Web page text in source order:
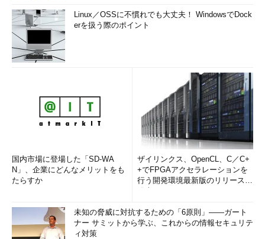
Linux／OSSに不慣れでも大丈夫！ WindowsでDock
erを扱う際のポイント
国内市場に登場した「SD-WA
N」、企業にどんなメリットをも
たらすか
ザイリンクス、OpenCL、C／C+
+でFPGAアクセラレーションを
行う開発環境最新版のリリースを
未知の脅威に対抗するための「6原則」――ガート
ナー サミットから学ぶ、これからの情報セキュリテ
ィ対策